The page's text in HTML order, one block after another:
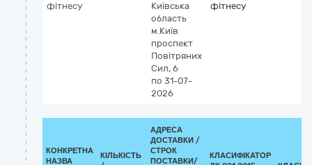
фітнесу
Київська
область
м.Київ
проспект
Повітряних
Сил, 6
по 31-07-
2026
фітнесу
КОНКРЕТНА
НАЗВА
КІЛЬКІСТЬ
АДРЕСА
ДОСТАВКИ /
СТРОК
ПОСТАВКИ/
КЛАСИФІКАТОР